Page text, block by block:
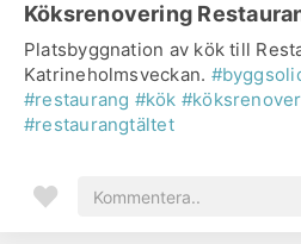
Köksrenovering
Platsbyggnation av kök till
Katrineholmsveckan.
#restaurang #kök
#restaurangtältet